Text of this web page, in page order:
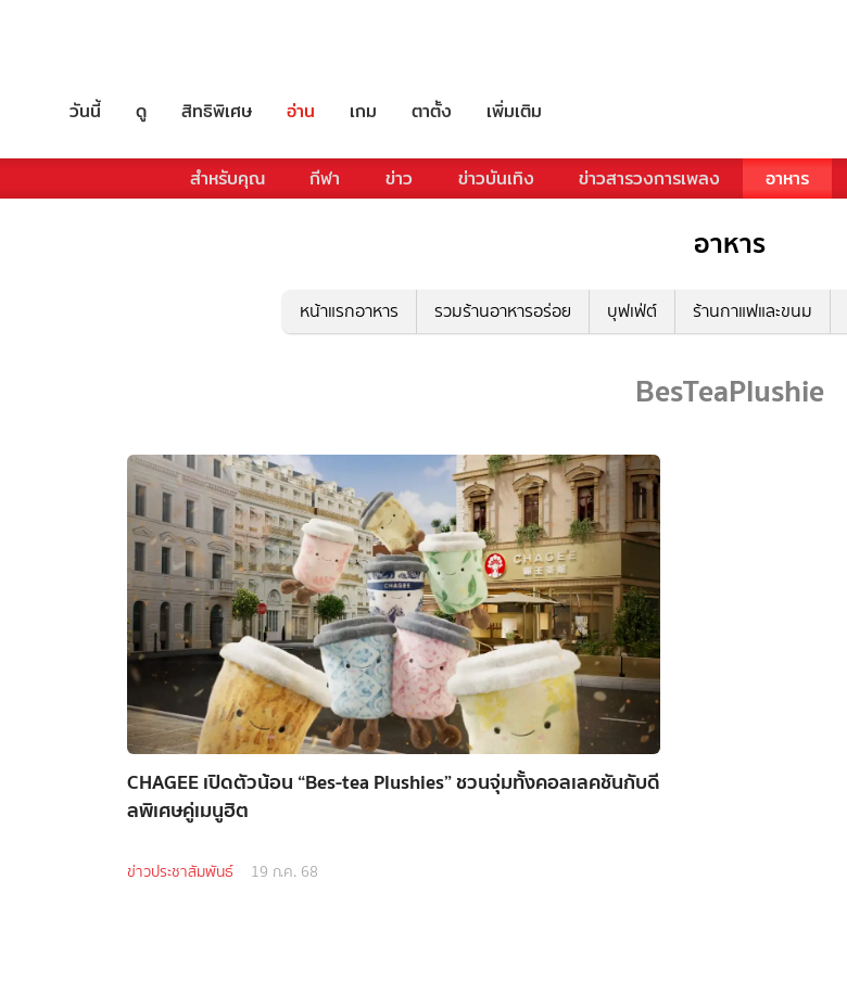
วันนี้ ดู สิทธิพิเศษ อ่าน เกม ตาตั้ง เพิ่มเติม
สำหรับคุณ กีฬา ข่าว ข่าวบันเทิง ข่าวสารวงการเพลง อาหาร
อาหาร
หน้าแรกอาหาร รวมร้านอาหารอร่อย บุฟเฟ่ต์ ร้านกาแฟและขนม
BesTeaPlushie
CHAGEE เปิดตัวน้อน “Bes-tea Plushies” ชวนจุ่มทั้งคอลเลคชันกับดี
ลพิเศษคู่เมนูฮิต
ข่าวประชาสัมพันธ์ 19 ก.ค. 68